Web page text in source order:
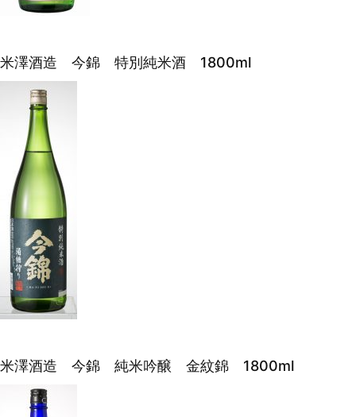
米澤酒造 今錦 特別純米酒 1800ml
米澤酒造 今錦 純米吟醸 金紋錦 1800ml